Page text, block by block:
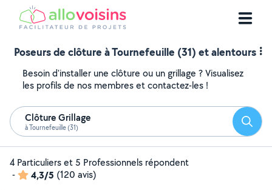
Poseurs de clôture à Tournefeuille (31) et alentours
Besoin d'installer une clôture ou un grillage ? Visualisez
les profils de nos membres et contactez-les !
Clôture Grillage
à Tournefeuille (31)
4 Particuliers et 5 Professionnels répondent
-
4,3/5 (120 avis)